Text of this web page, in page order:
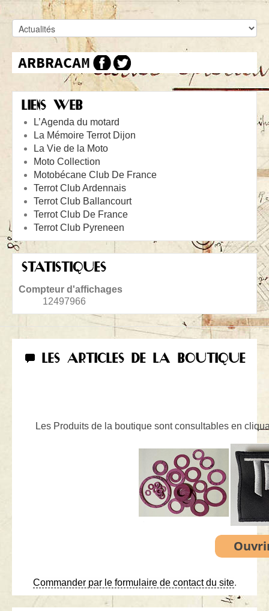
LIENS WEB
L’Agenda du motard
La Mémoire Terrot Dijon
La Vie de la Moto
Moto Collection
Motobécane Club De France
Terrot Club Ardennais
Terrot Club Ballancourt
Terrot Club De France
Terrot Club Pyreneen
STATISTIQUES
Compteur d'affichages
12497966
LES ARTICLES DE LA BOUTIQUE
Les Produits de la boutique sont consultables en
Commander par le formulaire de contact du site.